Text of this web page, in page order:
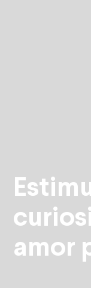
amor